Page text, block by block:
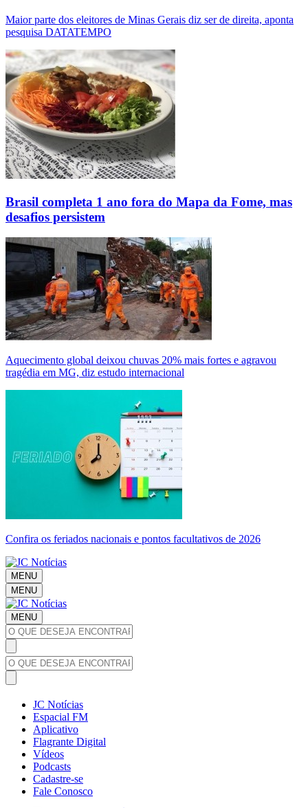
Maior parte dos eleitores de Minas Gerais diz ser de direita, aponta
pesquisa DATATEMPO
Brasil completa 1 ano fora do Mapa da Fome, mas
desafios persistem
Aquecimento global deixou chuvas 20% mais fortes e agravou
tragédia em MG, diz estudo internacional
Confira os feriados nacionais e pontos facultativos de 2026
MENU
MENU
MENU
JC Notícias
Espacial FM
Aplicativo
Flagrante Digital
Vídeos
Podcasts
Cadastre-se
Fale Conosco